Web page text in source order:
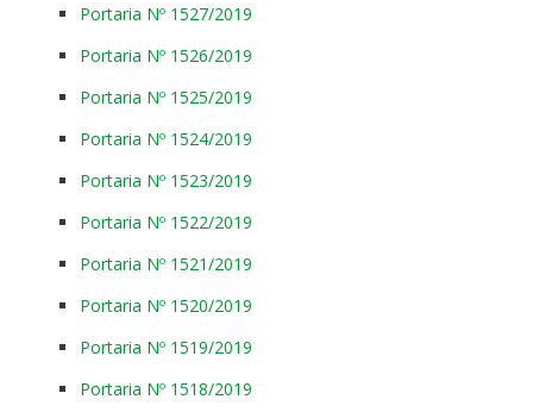
Portaria Nº 1527/2019
Portaria Nº 1526/2019
Portaria Nº 1525/2019
Portaria Nº 1524/2019
Portaria Nº 1523/2019
Portaria Nº 1522/2019
Portaria Nº 1521/2019
Portaria Nº 1520/2019
Portaria Nº 1519/2019
Portaria Nº 1518/2019